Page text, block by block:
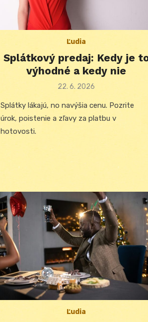
Ľudia
Splátkový predaj: Kedy je
výhodné a kedy nie
Posted
22. 6. 2026
Splátky lákajú, no navýšia cenu. Pozrite
úrok, poistenie a zľavy za platbu v
hotovosti.
Ľudia